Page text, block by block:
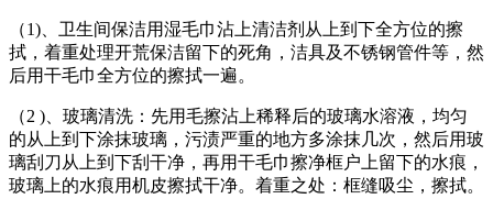
（1)、卫生间保洁用湿毛巾沾上清洁剂从上到下全方位的擦
拭，着重处理开荒保洁留下的死角，洁具及不锈钢管件等，然
后用干毛巾全方位的擦拭一遍。
（2 )、玻璃清洗：先用毛擦沾上稀释后的玻璃水溶液，均匀
的从上到下涂抹玻璃，污渍严重的地方多涂抹几次，然后用玻
璃刮刀从上到下刮干净，再用干毛巾擦净框户上留下的水痕，
玻璃上的水痕用机皮擦拭干净。着重之处：框缝吸尘，擦拭。